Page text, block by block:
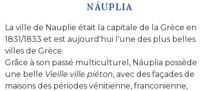
NÁUPLIA
La ville de Nauplie était la capitale de la Grèce en
1831/1833 et est aujourd'hui l'une des plus belles
villes de Grèce.
Grâce à son passé multiculturel, Náuplia possède
une belle Vieille ville piéton, avec des façades de
maisons des périodes vénitienne, franconienne,